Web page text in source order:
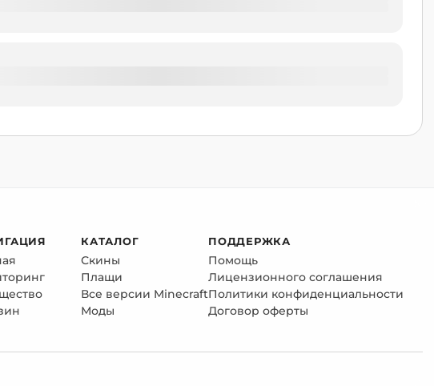
КАТАЛОГ
Скины
Плащи
Все версии Minecraft
Моды
ПОДДЕРЖКА
Помощь
Лицензионного соглашения
Политики конфиденциальности
Договор оферты